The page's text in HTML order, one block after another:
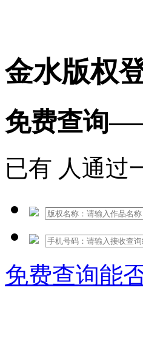
金水版权
免费查询
已有 人通过
免费查询能